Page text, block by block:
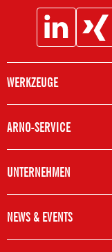
Social
Icon
Linkedin
Social
Icon
WERKZEUGE
ARNO-SERVICE
UNTERNEHMEN
NEWS & EVENTS